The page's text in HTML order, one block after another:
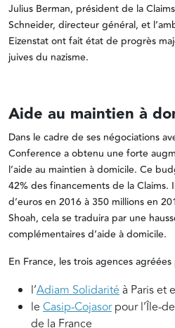
Julius Berman, président de la
Schneider, directeur général, et
Eizenstat ont fait état de progrès
juives du nazisme.
Aide au maintien à
Dans le cadre de ses négociations
Conference a obtenu une forte
l’aide au maintien à domicile. Ce
42% des financements de la Claims.
d’euros en 2016 à 350 millions en
Shoah, cela se traduira par une
complémentaires d’aide à domicile.
En France, les trois agences
l’Adiam Solidarité à Paris et
le Casip-Cojasorpour l’Île-
de la France